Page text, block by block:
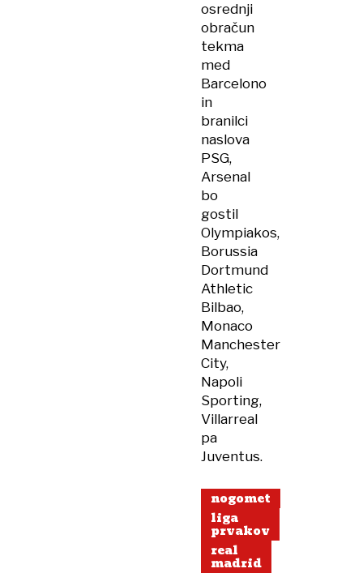
osrednji
obračun
tekma
med
Barcelono
in
branilci
naslova
PSG,
Arsenal
bo
gostil
Olympiakos,
Borussia
Dortmund
Athletic
Bilbao,
Monaco
Manchester
City,
Napoli
Sporting,
Villarreal
pa
Juventus.
nogomet
liga
prvakov
real
madrid